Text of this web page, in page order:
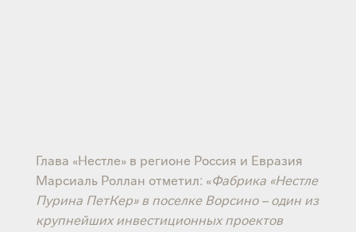
Глава «Нестле» в регионе Россия и Евразия
Марсиаль Роллан отметил: «Фабрика «Нестле
Пурина ПетКер» в поселке Ворсино – один из
крупнейших инвестиционных проектов